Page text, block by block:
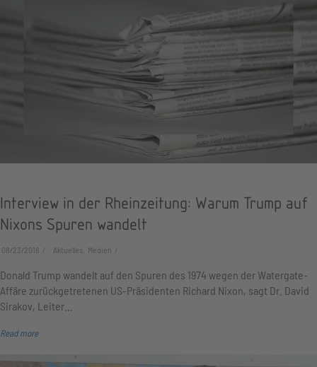
Interview in der Rheinzeitung: Warum Trump auf
Nixons Spuren wandelt
08/23/2018 Aktuelles, Medien
Donald Trump wandelt auf den Spuren des 1974 wegen der Watergate-
Affäre zurückgetretenen US-Präsidenten Richard Nixon, sagt Dr. David
Sirakov, Leiter…
Read more